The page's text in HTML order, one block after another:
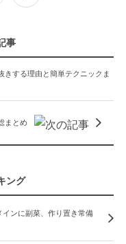
事
きする理由と簡単テクニックま
まとめ
ング
ンに副菜、作り置き常備